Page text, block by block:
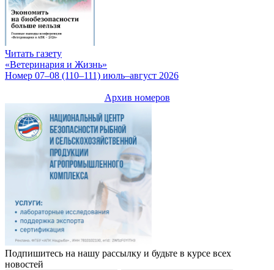
Читать газету
«Ветеринария и Жизнь»
Номер 07–08 (110–111) июль–август 2026
Архив номеров
Подпишитесь на нашу рассылку и будьте в курсе всех
новостей